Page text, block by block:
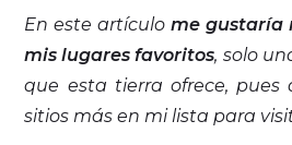
En este artículome gustaría
mis lugares favoritos, solo
que esta tierra ofrece, pues
sitios más en mi lista para